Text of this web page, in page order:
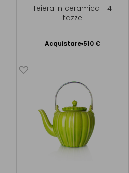
Teiera in ceramica - 4
tazze
Acquistare 510 €
Aggiungere